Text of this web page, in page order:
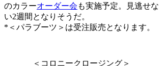
のカラーオーダー会 も実施予定。見逃せな
い2週間となりそうだ。
*＜パラブーツ＞は受注販売となります。
＜コロニークロージング＞